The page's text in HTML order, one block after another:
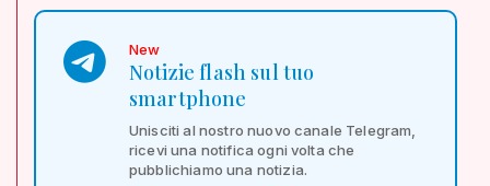
New
Notizie flash sul tuo
smartphone
Unisciti al nostro nuovo canale Telegram,
ricevi una notifica ogni volta che
pubblichiamo una notizia.